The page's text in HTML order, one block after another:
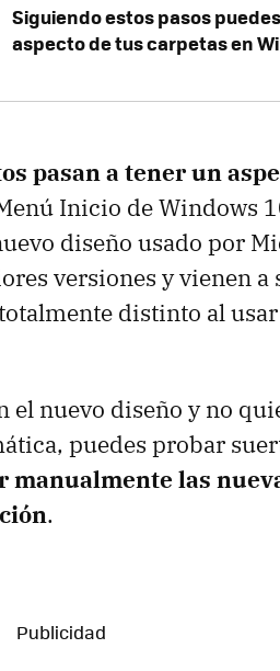
Siguiendo estos pasos
aspecto de tus carpetas en
pasan a tener un
Inicio de Windows
diseño usado por
versiones y vienen a
distinto al
el nuevo diseño y no
puedes probar
manualmente las
.